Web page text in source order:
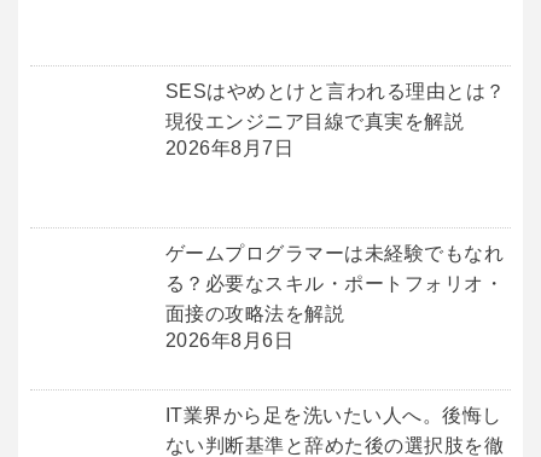
SESはやめとけと言われる理由とは？
現役エンジニア目線で真実を解説
2026年8月7日
ゲームプログラマーは未経験でもなれ
る？必要なスキル・ポートフォリオ・
面接の攻略法を解説
2026年8月6日
IT業界から足を洗いたい人へ。後悔し
ない判断基準と辞めた後の選択肢を徹